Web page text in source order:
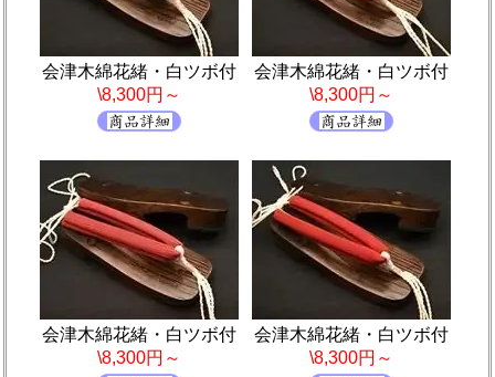
会津木綿花緒・白ツボ付
\8,300円～
会津木綿花緒・白ツボ付
\8,300円～
会津木綿花緒・白ツボ付
\8,300円～
会津木綿花緒・白ツボ付
\8,300円～